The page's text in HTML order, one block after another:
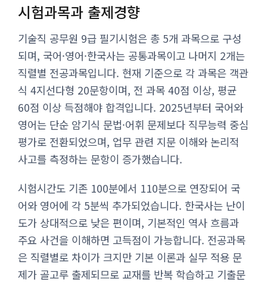
시험과목과 출제경향
기술직 공무원 9급 필기시험은 총 5개 과목으로 구성
되며, 국어·영어·한국사는 공통과목이고 나머지 2개는
직렬별 전공과목입니다. 현재 기준으로 각 과목은 객관
식 4지선다형 20문항이며, 전 과목 40점 이상, 평균
60점 이상 득점해야 합격입니다. 2025년부터 국어와
영어는 단순 암기식 문법·어휘 문제보다 직무능력 중심
평가로 전환되었으며, 업무 관련 지문 이해와 논리적
사고를 측정하는 문항이 증가했습니다.
시험시간도 기존 100분에서 110분으로 연장되어 국
어와 영어에 각 5분씩 추가되었습니다. 한국사는 난이
도가 상대적으로 낮은 편이며, 기본적인 역사 흐름과
주요 사건을 이해하면 고득점이 가능합니다. 전공과목
은 직렬별로 차이가 크지만 기본 이론과 실무 적용 문
제가 골고루 출제되므로 교재를 반복 학습하고 기출문